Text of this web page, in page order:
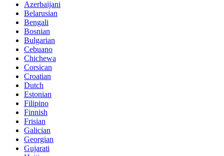
Azerbaijani
Belarusian
Bengali
Bosnian
Bulgarian
Cebuano
Chichewa
Corsican
Croatian
Dutch
Estonian
Filipino
Finnish
Frisian
Galician
Georgian
Gujarati